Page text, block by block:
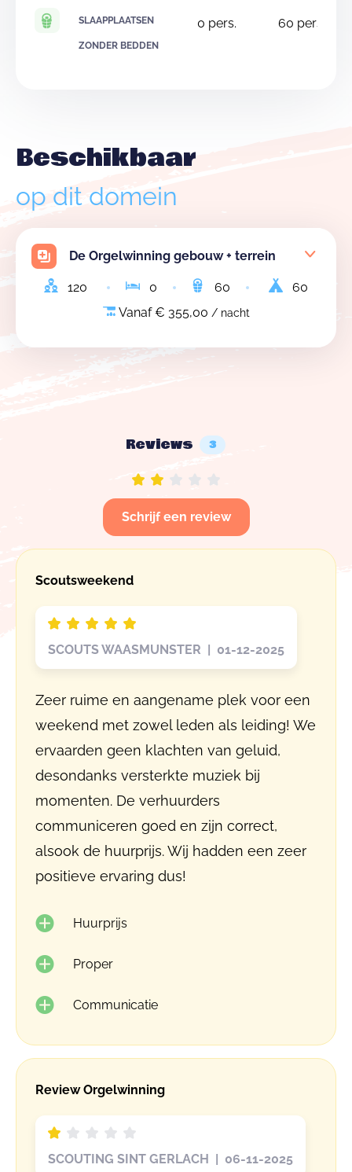
SLAAPPLAATSEN
ZONDER BEDDEN
0 pers. 60 pers.
Beschikbaar
op dit domein
De Orgelwinning gebouw + terrein
120 0 60
60
Vanaf € 355,00 / nacht
Reviews 3
Schrijf een review
Scoutsweekend
SCOUTS WAASMUNSTER | 01-12-2025
Zeer ruime en aangename plek voor een
weekend met zowel leden als leiding! We
ervaarden geen klachten van geluid,
desondanks versterkte muziek bij
momenten. De verhuurders
communiceren goed en zijn correct,
alsook de huurprijs. Wij hadden een zeer
positieve ervaring dus!
Huurprijs
Proper
Communicatie
Review Orgelwinning
SCOUTING SINT GERLACH | 06-11-2025